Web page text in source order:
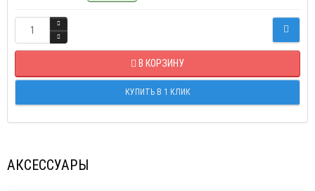
В КОРЗИНУ
КУПИТЬ В 1 КЛИК
АКСЕССУАРЫ